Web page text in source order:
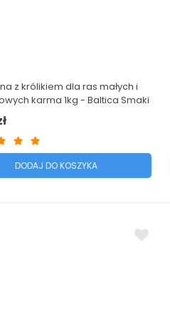
z królikiem dla ras małych i
karma 1kg - Baltica Smaki
DODAJ DO KOSZYKA